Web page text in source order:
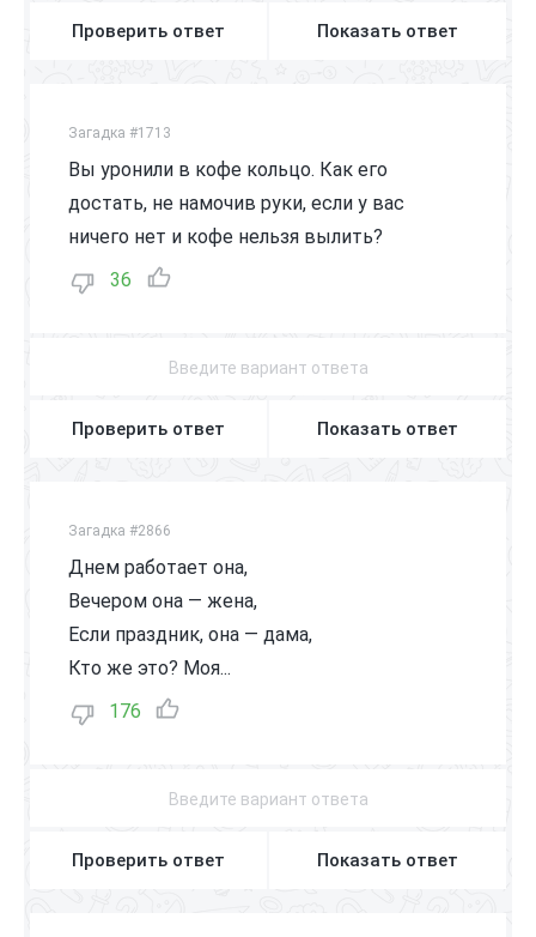
Проверить ответ Показать ответ
Загадка #1713
Вы уронили в кофе кольцо. Как его
достать, не намочив руки, если у вас
ничего нет и кофе нельзя вылить?
36
Проверить ответ Показать ответ
Загадка #2866
Днем работает она,
Вечером она — жена,
Если праздник, она — дама,
Кто же это? Моя...
176
Проверить ответ Показать ответ